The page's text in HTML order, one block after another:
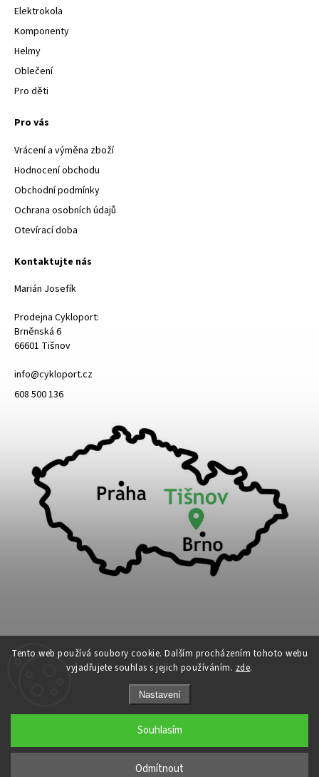
Tento web používá soubory cookie. Dalším procházením tohoto webu
vyjadřujete souhlas s jejich používáním. zde.
Nastavení
Odmítnout
Souhlasím
Elektrokola
Komponenty
Helmy
Oblečení
Pro děti
Pro vás
Vrácení a výměna zboží
Hodnocení obchodu
Obchodní podmínky
Ochrana osobních údajů
Otevírací doba
Kontaktujte nás
Marián Josefík
Prodejna Cykloport:
Brněnská 6
66601 Tišnov
info@cykloport.cz
608 500 136
Cykloport. Všechna práva vyhrazena.
Upravit nastavení cookies